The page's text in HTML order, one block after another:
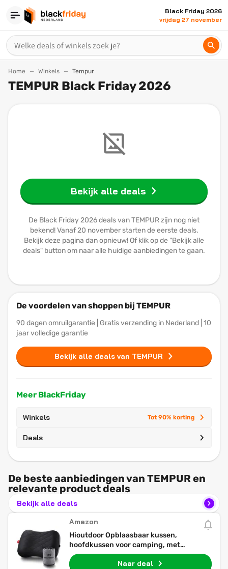
Black Friday 2026
vrijdag 27 november
Home Winkels Tempur
TEMPUR Black Friday 2026
Bekijk alle deals
De Black Friday 2026 deals van TEMPUR zijn nog niet
bekend! Vanaf 20 november starten de eerste deals.
Bekijk deze pagina dan opnieuw! Of klik op de "Bekijk alle
deals" button om naar alle huidige aanbiedingen te gaan.
De voordelen van shoppen bij TEMPUR
90 dagen omruilgarantie | Gratis verzending in Nederland | 10
jaar volledige garantie
Bekijk alle deals van TEMPUR
Meer BlackFriday
Winkels Tot 90% korting
Deals
De beste aanbiedingen van TEMPUR en
relevante product deals
Bekijk alle deals
Amazon
Hioutdoor Opblaasbaar kussen,
hoofdkussen voor camping, met
afneembare kussensloop, luchtkussen,
strand/outdoor, ergonomisch reiskussen,
Naar deal